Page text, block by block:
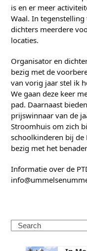
is en er meer
Waal. In
dichters meerdere
locaties.
Organisator en
bezig met de
van vorig jaar stel ik
We gaan deze keer
pad. Daarnaast
prijswinnaar van de
Stroomhuis om zich
schoolkinderen bij de
bezig met het
Informatie over de
Search